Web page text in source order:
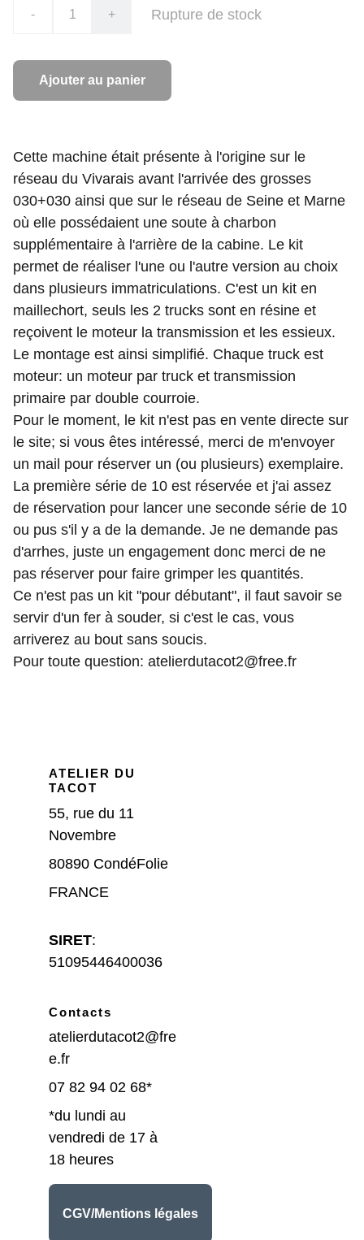
- + Rupture de stock
Ajouter au panier
Cette machine était présente à l'origine sur le
réseau du Vivarais avant l'arrivée des grosses
030+030 ainsi que sur le réseau de Seine et Marne
où elle possédaient une soute à charbon
supplémentaire à l'arrière de la cabine. Le kit
permet de réaliser l'une ou l'autre version au choix
dans plusieurs immatriculations. C'est un kit en
maillechort, seuls les 2 trucks sont en résine et
reçoivent le moteur la transmission et les essieux.
Le montage est ainsi simplifié. Chaque truck est
moteur: un moteur par truck et transmission
primaire par double courroie.
Pour le moment, le kit n'est pas en vente directe sur
le site; si vous êtes intéressé, merci de m'envoyer
un mail pour réserver un (ou plusieurs) exemplaire.
La première série de 10 est réservée et j'ai assez
de réservation pour lancer une seconde série de 10
ou pus s'il y a de la demande. Je ne demande pas
d'arrhes, juste un engagement donc merci de ne
pas réserver pour faire grimper les quantités.
Ce n'est pas un kit "pour débutant", il faut savoir se
servir d'un fer à souder, si c'est le cas, vous
arriverez au bout sans soucis.
Pour toute question: atelierdutacot2@free.fr
ATELIER DU
TACOT
55, rue du 11
Novembre
80890 CondéFolie
FRANCE
SIRET:
51095446400036
Contacts
atelierdutacot2@fre
e.fr
07 82 94 02 68*
*du lundi au
vendredi de 17 à
18 heures
CGV/Mentions légales